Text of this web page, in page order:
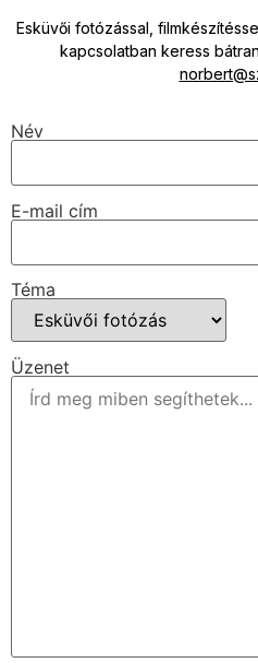
Esküvői fotózással,
kapcsolatban keress
Név
E-mail cím
Téma
Üzenet